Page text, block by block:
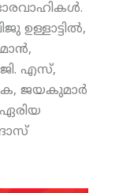
ഉള്ളാട്ടില്‍,
എസ്,
ജയകുമാര്‍